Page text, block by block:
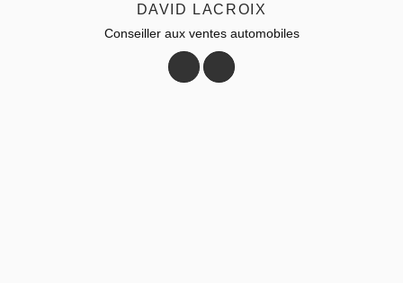
DAVID LACROIX
Conseiller aux ventes automobiles